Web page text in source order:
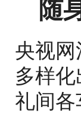
随
央视
多样
礼间